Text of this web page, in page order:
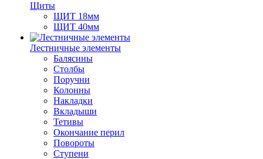
Щиты
ЩИТ 18мм
ЩИТ 40мм
Лестничные элементы
Балясины
Столбы
Поручни
Колонны
Накладки
Вкладыши
Тетивы
Окончание перил
Повороты
Ступени